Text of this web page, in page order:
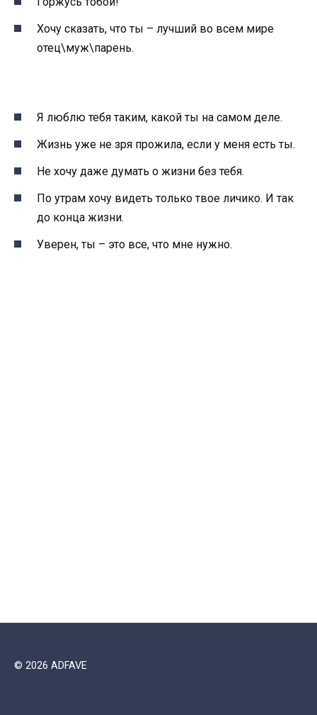
Хочу сказать, что ты – лучший во всем мире
отец\муж\парень.
Я люблю тебя таким, какой ты на самом деле.
Жизнь уже не зря прожила, если у меня есть ты.
Не хочу даже думать о жизни без тебя.
По утрам хочу видеть только твое личико. И так
до конца жизни.
Уверен, ты – это все, что мне нужно.
© 2026 ADFAVE